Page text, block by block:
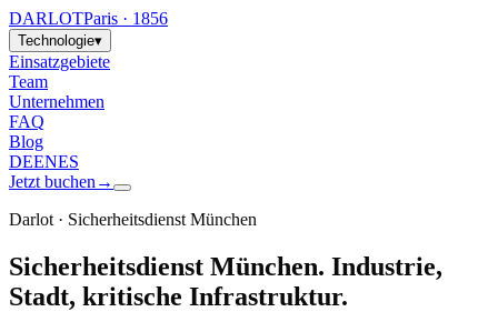
DARLOTParis · 1856
Technologie▾
Einsatzgebiete
Team
Unternehmen
FAQ
Blog
DEENES
Jetzt buchen →
Darlot · Sicherheitsdienst München
Sicherheitsdienst München. Industrie,
Stadt, kritische Infrastruktur.